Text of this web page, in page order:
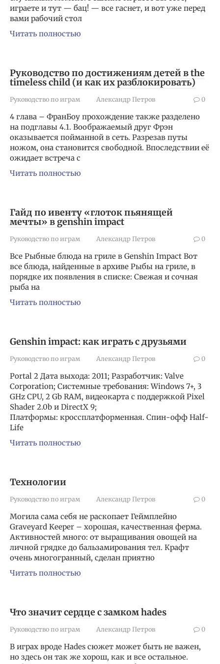
играете и тут — бац! — все гаснет, и вот уже перед
вами рабочий стол
Читать полностью
Руководство по достижениям детей в the
timeless child (и как их разблокировать)
Руководство по играм Александр Петров 0
4 глава – ФранБоу прохождение также разделено
на подглавы 4.1. Воображаемый друг Фрэн
оказывается пойманной в сеть. Разрезав путы
ножом, она становится свободной. Впоследствии её
ожидает встреча с
Читать полностью
Гайд по ивенту «глоток пьянящей
мечты» в genshin impact
Руководство по играм Александр Петров 0
Все Рыбные блюда на гриле в Genshin Impact Вот
все блюда, найденные в архиве Рыбы на гриле, в
порядке их появления в списке: Свежая и сочная
рыба на
Читать полностью
Genshin impact: как играть с друзьями
Руководство по играм Александр Петров 0
Portal 2 Дата выхода: 2011; Разработчик: Valve
Corporation; Системные требования: Windows 7+, 3
GHz CPU, 2 Gb RAM, видеокарта с поддержкой Pixel
Shader 2.0b и DirectX 9;
Платформы: кроссплатформенная. Спин-офф Half-
Life
Читать полностью
Технологии
Руководство по играм Александр Петров 0
Могила сама себя не раскопает Геймплейно
Graveyard Keeper – хорошая, качественная ферма.
Активностей много: от выращивания овощей на
личной грядке до бальзамирования тел. Крафт
очень многогранный, сделан приятно
Читать полностью
Что значит сердце с замком hades
Руководство по играм Александр Петров 0
В играх вроде Hades сюжет может быть не важен,
но здесь он так же хорош, как и все остальное.